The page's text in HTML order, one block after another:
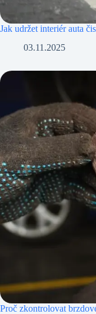
Jak udržet interiér auta
03.11.2025
Proč zkontrolovat